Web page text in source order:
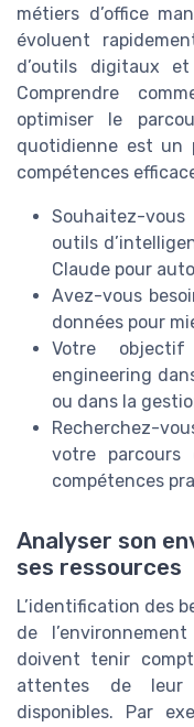
métiers d’office
évoluent
d’outils digitaux et
Comprendre
optimiser le
quotidienne est un
compétences
Souhaitez-
outils
Claude pour
Avez-vous
données pour
Votre
engineering
ou dans la
Recherchez-
votre parcours
compétences
Analyser son
ses ressources
L’identification des
de
doivent tenir
attentes de leur
disponibles. Par